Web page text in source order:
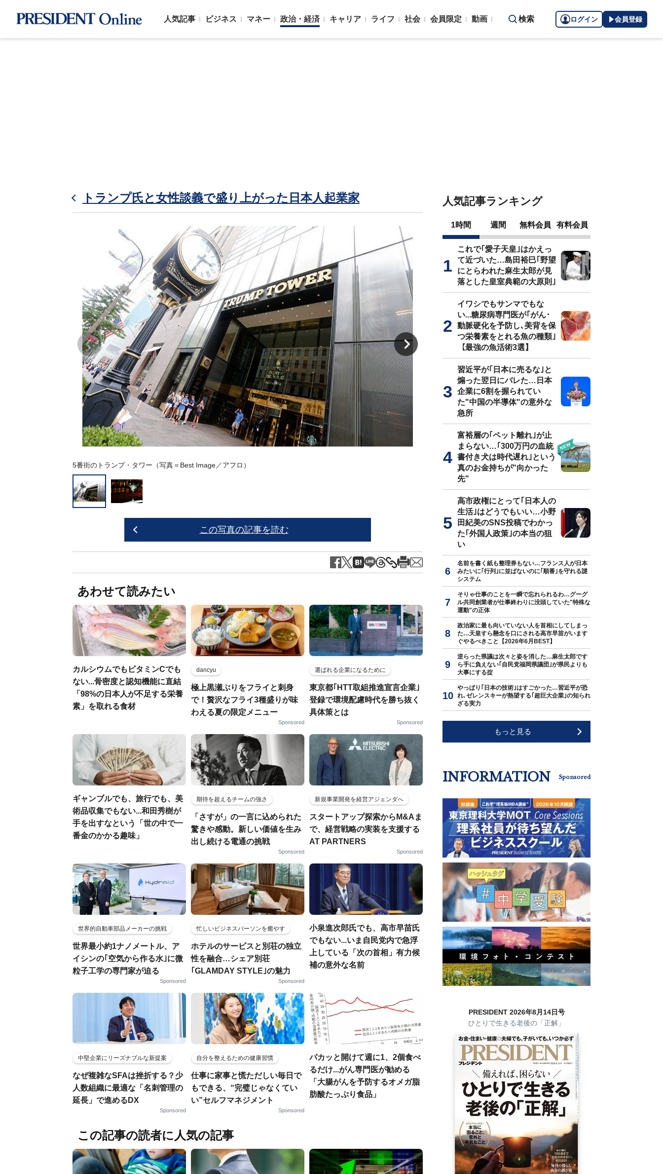
人気記事 ビジネス マネー 政治・経済 キャリア ライフ 社会 会員限定 動画 検索 ログイン 会員登録
トランプ氏と女性談義で盛り上がった日本人起業家
5番街のトランプ・タワー（写真＝Best Image／アフロ）
この写真の記事を読む
あわせて読みたい
カルシウムでもビタミンCでも
ない...骨密度と認知機能に直結
「98%の日本人が不足する栄養
素」を取れる食材
dancyu
極上黒瀬ぶりをフライと刺身
で！贅沢なフライ3種盛りが味
わえる夏の限定メニュー
Sponsored
選ばれる企業になるために
東京都｢HTT取組推進宣言企業｣
登録で環境配慮時代を勝ち抜く
具体策とは
Sponsored
ギャンブルでも、旅行でも、美
術品収集でもない...和田秀樹が
手を出すなという「世の中で一
番金のかかる趣味」
期待を超えるチームの強さ
「さすが」の一言に込められた
驚きや感動。新しい価値を生み
出し続ける電通の挑戦
Sponsored
新規事業開発を経営アジェンダへ
スタートアップ探索からM&Aま
で、経営戦略の実装を支援する
AT PARTNERS
Sponsored
世界的自動車部品メーカーの挑戦
世界最小約1ナノメートル、ア
イシンの｢空気から作る水｣に微
粒子工学の専門家が迫る
Sponsored
忙しいビジネスパーソンを癒やす
ホテルのサービスと別荘の独立
性を融合…シェア別荘
｢GLAMDAY STYLE｣の魅力
Sponsored
小泉進次郎氏でも、高市早苗氏
でもない...いま自民党内で急浮
上している「次の首相」有力候
補の意外な名前
中堅企業にリーズナブルな新提案
なぜ複雑なSFAは挫折する？少
人数組織に最適な「名刺管理の
延長」で進めるDX
Sponsored
自分を整えるための健康習慣
仕事に家事と慌ただしい毎日で
もできる、“完璧じゃなくてい
い”セルフマネジメント
Sponsored
パカッと開けて週に1、2個食べ
るだけ...がん専門医が勧める
「大腸がんを予防するオメガ脂
肪酸たっぷり食品」
この記事の読者に人気の記事
人気記事ランキング
1時間 週間 無料会員 有料会員
これで｢愛子天皇｣はかえっ
て近づいた…島田裕巳｢野望
にとらわれた麻生太郎が見
落とした皇室典範の大原則｣
イワシでもサンマでもな
い...糖尿病専門医が｢がん･
動脈硬化を予防し､美背を保
つ栄養素をとれる魚の種類｣
【最強の魚活術3選】
習近平が｢日本に売るな｣と
煽った翌日にバレた…日本
企業に6割を握られてい
た"中国の半導体"の意外な
急所
富裕層の｢ペット離れ｣が止
まらない…｢300万円の血統
書付き犬は時代遅れ｣という
真のお金持ちが"向かった
先"
高市政権にとって｢日本人の
生活｣はどうでもいい…小野
田紀美のSNS投稿でわかっ
た｢外国人政策｣の本当の狙
い
名前を書く紙も整理券もない…フランス人が日本
みたいに｢行列｣に並ばないのに｢順番｣を守れる謎
システム
そりゃ仕事のことを一瞬で忘れられるわ…グーグ
ル共同創業者が仕事終わりに没頭していた"特殊な
運動"の正体
政治家に最も向いていない人を首相にしてしまっ
た…天皇すら懸念を口にされる高市早苗がいます
ぐやるべきこと【2026年6月BEST】
逆らった県議は次々と姿を消した…麻生太郎です
ら手に負えない｢自民党福岡県議団｣が県民よりも
大事にする掟
やっぱり｢日本の技術｣はすごかった…習近平が恐
れ､ゼレンスキーが熱望する｢超巨大企業｣の知られ
ざる実力
もっと見る
INFORMATION Sponsored
PRESIDENT 2026年8月14日号
ひとりで生きる老後の「正解」